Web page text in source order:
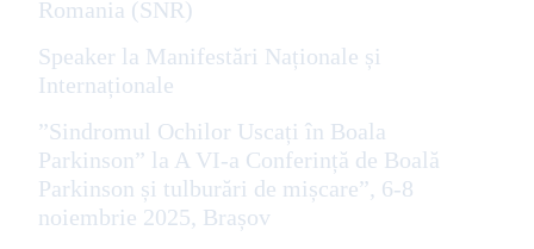
Romania (SNR)
Speaker la Manifestări Naționale și
Internaționale
”Sindromul Ochilor Uscați în Boala
Parkinson” la A VI-a Conferință de Boală
Parkinson și tulburări de mișcare”, 6-8
noiembrie 2025, Brașov